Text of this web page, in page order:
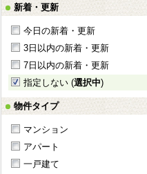
新着・更新
今日の新着・更新
3日以内の新着・更新
7日以内の新着・更新
指定しない (選択中)
物件タイプ
マンション
アパート
一戸建て